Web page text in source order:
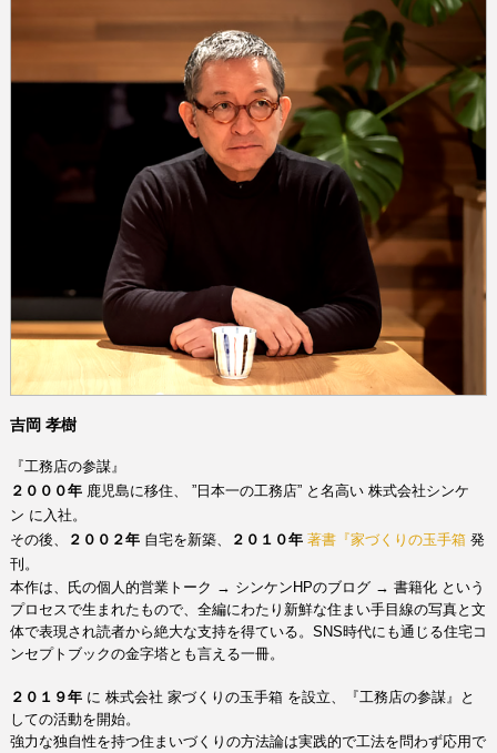
吉岡 孝樹
『工務店の参謀』
２０００年 鹿児島に移住、 ”日本一の工務店” と名高い 株式会社シンケ
ン に入社。
その後、
２００２年 自宅を新築、 ２０１０年 著書『家づくりの玉手箱 発
刊。
本作は、氏の個人的営業トーク → シンケンHPのブログ → 書籍化 という
プロセスで生まれたもので、全編にわたり新鮮な住まい手目線の写真と文
体で表現され読者から絶大な支持を得ている。 SNS時代にも通じる住宅コ
ンセプトブックの金字塔とも言える一冊。
２０１９年 に 株式会社 家づくりの玉手箱 を設立、『工務店の参謀』と
しての活動を開始。
強力な独自性を持つ住まいづくりの方法論は実践的で工法を問わず応用で